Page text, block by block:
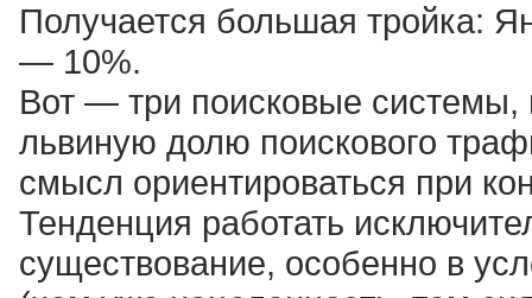
Получается большая тройка:
— 10%.
Вот — три поисковые
львиную долю поискового
смысл ориентироваться при
Тенденция работать
существование, особенно в